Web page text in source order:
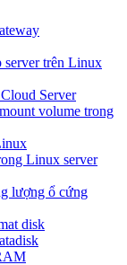
server trên Linux
Server
volume trong
Linux server
lượng ổ cứng
disk